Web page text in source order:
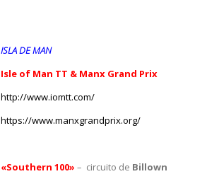
ISLA DE MAN
Isle of Man TT & Manx Grand Prix
http://www.iomtt.com/
https://www.manxgrandprix.org/
«Southern 100» – circuito de Billown